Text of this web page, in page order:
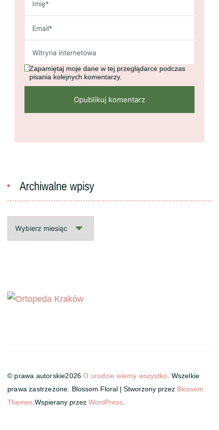
Zapamiętaj moje dane w tej przeglądarce podczas
pisania kolejnych komentarzy.
wpisy
© prawa autorskie2026O urodzie wiemy wszystko . Wszelkie
prawa zastrzeżone.
Blossom Floral | Stworzony przez Blossom
Themes .Wspierany przez WordPress